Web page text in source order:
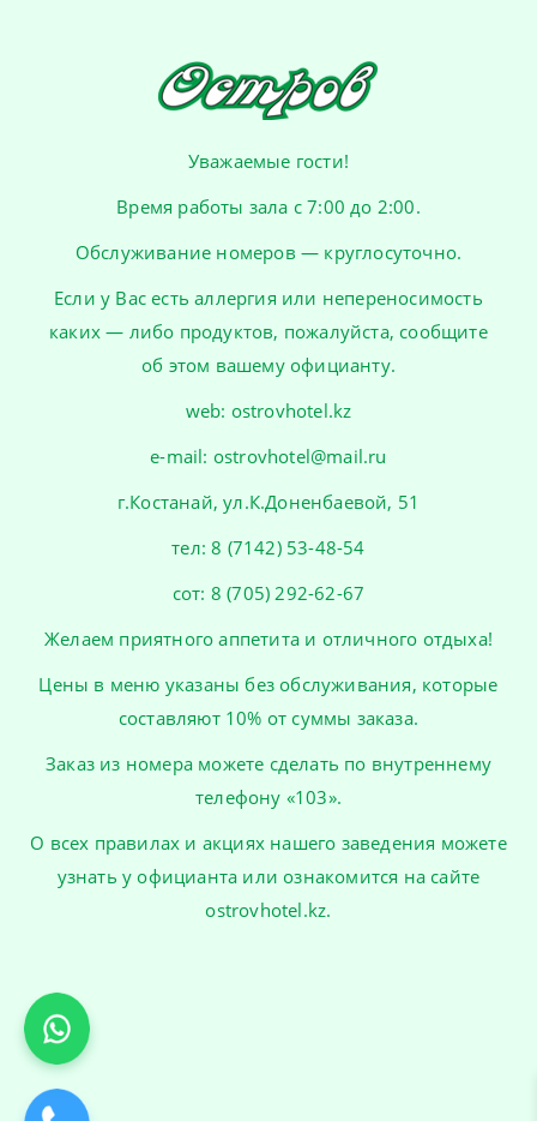
Уважаемые гости!
Время работы зала с 7:00 до 2:00.
Обслуживание номеров — круглосуточно.
Если у Вас есть аллергия или непереносимость
каких — либо продуктов, пожалуйста, сообщите
об этом вашему официанту.
web: ostrovhotel.kz
e-mail: ostrovhotel@mail.ru
г.Костанай, ул.К.Доненбаевой, 51
тел:8 (7142) 53-48-54
сот: 8 (705) 292-62-67
Желаем приятного аппетита и отличного отдыха!
Цены в меню указаны без обслуживания, которые
составляют 10% от суммы заказа.
Заказ из номера можете сделать по внутреннему
телефону «103».
О всех правилах и акциях нашего заведения можете
узнать у официанта или ознакомится на сайте
ostrovhotel.kz.